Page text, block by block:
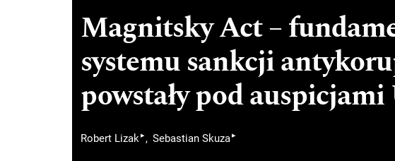
Magnitsky Act –
systemu sankcji
powstały pod
Robert Lizak▸ Sebastian Skuza▸